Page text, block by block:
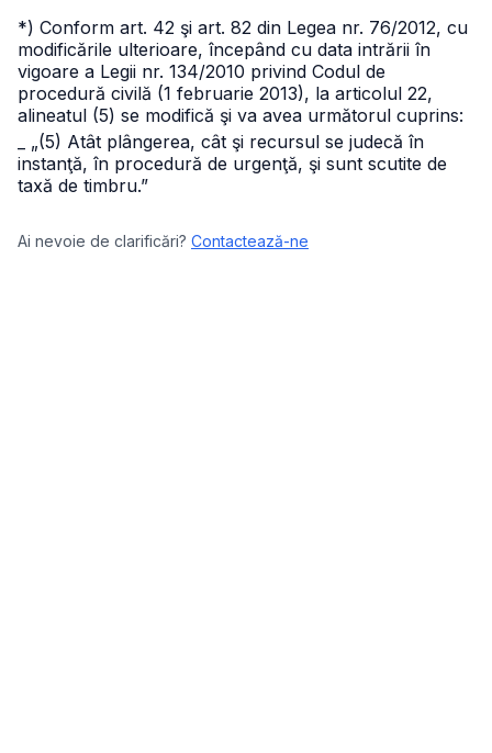
*) Conform art. 42 şi art. 82 din Legea nr. 76/2012, cu
modificările ulterioare, începând cu data intrării în
vigoare a Legii nr. 134/2010 privind Codul de
procedură civilă (1 februarie 2013), la articolul 22,
alineatul (5) se modifică şi va avea următorul cuprins:
_ „(5) Atât plângerea, cât şi recursul se judecă în
instanţă, în procedură de urgenţă, şi sunt scutite de
taxă de timbru.”
Ai nevoie de clarificări? Contactează-ne